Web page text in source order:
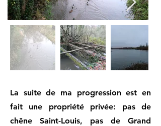
La suite de ma progression est en
fait une propriété privée: pas de
chêne Saint-Louis, pas de Grand